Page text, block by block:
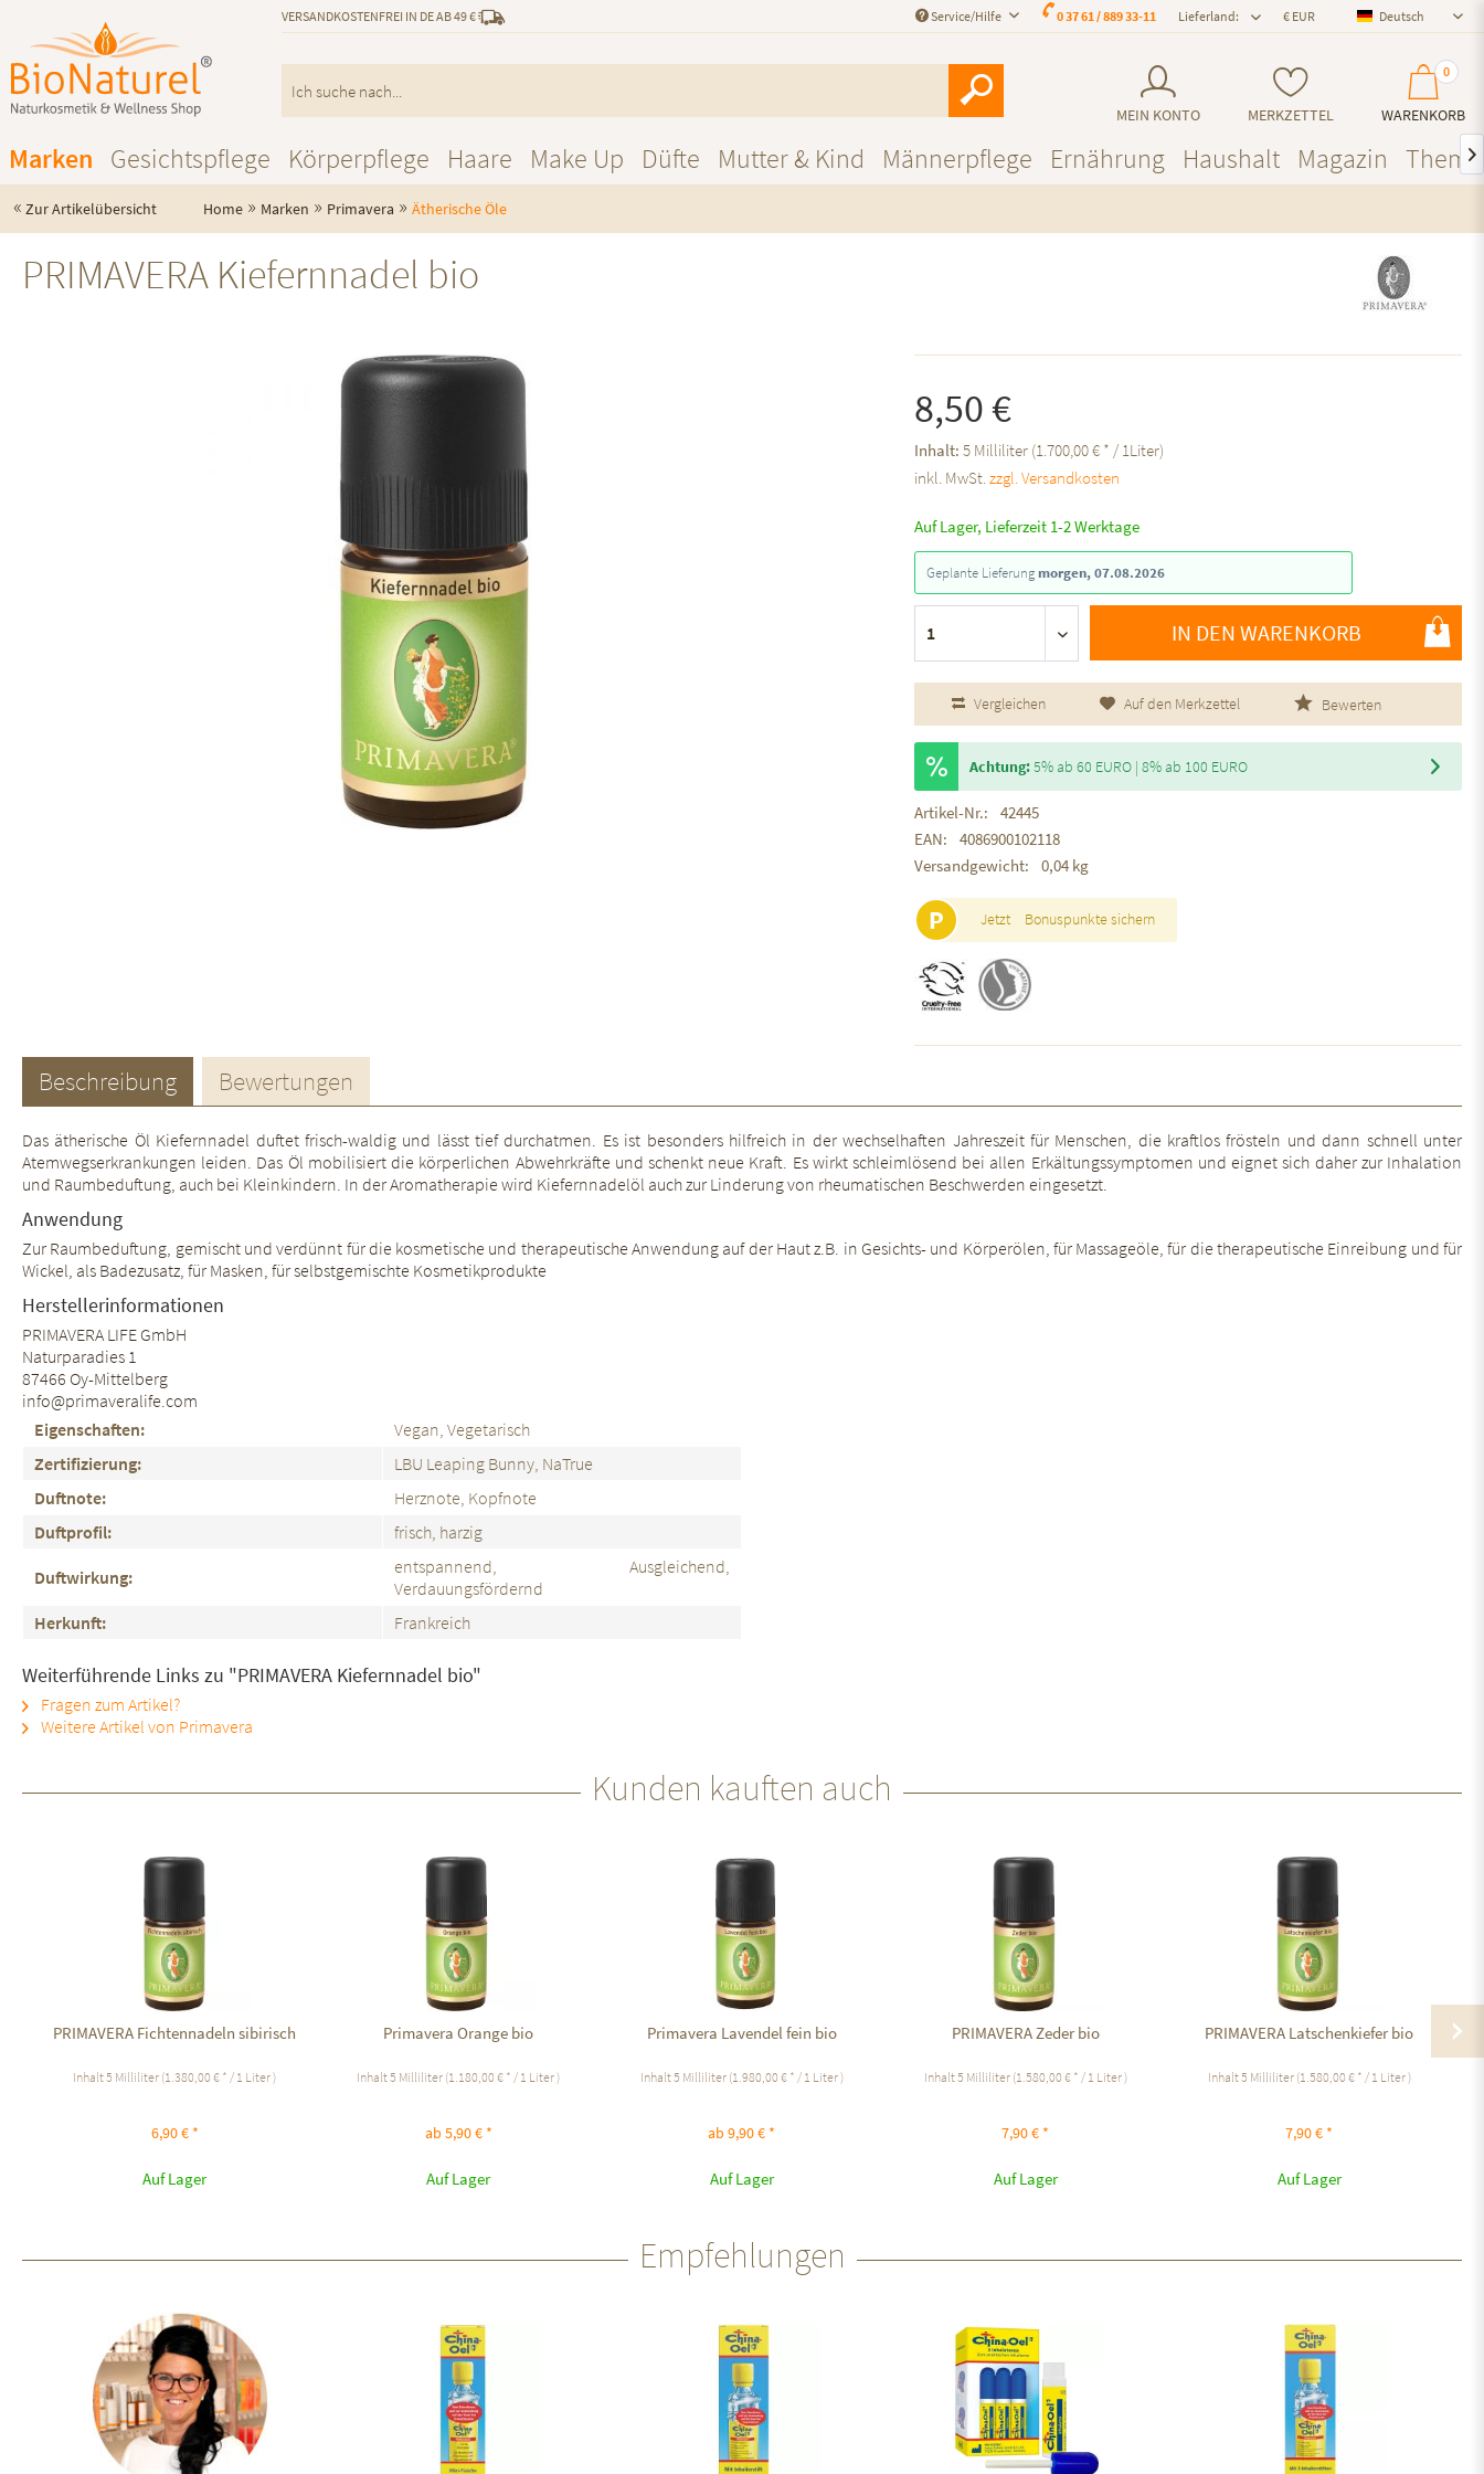
VERSANDKOSTENFREI IN DE AB 49 € Deutsch
Deutsch
Lieferland:
0 37 61 / 889 33-11
Service/Hilfe
MEIN KONTO MERKZETTEL
0
WARENKORB
Marken Gesichtspflege Körperpflege Haare Make Up Düfte Mutter & Kind Männerpflege Ernährung Haushalt Magazin 
« Zur Artikelübersicht Home » Marken » Primavera » Ätherische Öle
PRIMAVERA Kiefernnadel bio
8,50 €
Inhalt:5 Milliliter (1.700,00 € * / 1Liter)
inkl. MwSt.zzgl. Versandkosten
Auf Lager, Lieferzeit 1-2 Werktage
Geplante Lieferungmorgen, 07.08.2026
IN DEN WARENKORB
Vergleichen Auf den Merkzettel Bewerten
Achtung:5% ab 60 EURO | 8% ab 100 EURO
Artikel-Nr.:
42445
EAN:
4086900102118
Versandgewicht:
0,04 kg
P Jetzt Bonuspunkte sichern
Beschreibung Bewertungen
Das ätherische Öl Kiefernnadel duftet frisch-waldig und lässt tief durchatmen. Es ist besonders hilfreich in der wechselhaften Jahreszeit für Menschen, die kraftlos frösteln und dann schnell unter
Atemwegserkrankungen leiden. Das Öl mobilisiert die körperlichen Abwehrkräfte und schenkt neue Kraft. Es wirkt schleimlösend bei allen Erkältungssymptomen und eignet sich daher zur Inhalation
und Raumbeduftung, auch bei Kleinkindern. In der Aromatherapie wird Kiefernnadelöl auch zur Linderung von rheumatischen Beschwerden eingesetzt.
Anwendung
Zur Raumbeduftung, gemischt und verdünnt für die kosmetische und therapeutische Anwendung auf der Haut z.B. in Gesichts- und Körperölen, für Massageöle, für die therapeutische Einreibung und für
Wickel, als Badezusatz, für Masken, für selbstgemischte Kosmetikprodukte
Herstellerinformationen
PRIMAVERA LIFE GmbH
Naturparadies 1
87466 Oy-Mittelberg
info@primaveralife.com
Eigenschaften:
Vegan, Vegetarisch
Zertifizierung:
LBU Leaping Bunny, NaTrue
Duftnote:
Herznote, Kopfnote
Duftprofil:
frisch, harzig
Duftwirkung:
entspannend, Ausgleichend,
Verdauungsfördernd
Herkunft:
Frankreich
Weiterführende Links zu "PRIMAVERA Kiefernnadel bio"
Fragen zum Artikel?
Weitere Artikel von Primavera
Kunden kauften auch
PRIMAVERA Fichtennadeln sibirisch
Inhalt5 Milliliter (1.380,00 € * / 1 Liter )
6,90 € *
Auf Lager
Primavera Orange bio
Inhalt5 Milliliter (1.180,00 € * / 1 Liter )
ab 5,90 € *
Auf Lager
Primavera Lavendel fein bio
Inhalt5 Milliliter (1.980,00 € * / 1 Liter )
ab 9,90 € *
Auf Lager
PRIMAVERA Zeder bio
Inhalt5 Milliliter (1.580,00 € * / 1 Liter )
7,90 € *
Auf Lager
PRIMAVERA Latschenkiefer bio
Inhalt5 Milliliter (1.580,00 € * / 1 Liter )
7,90 € *
Auf Lager
Empfehlungen